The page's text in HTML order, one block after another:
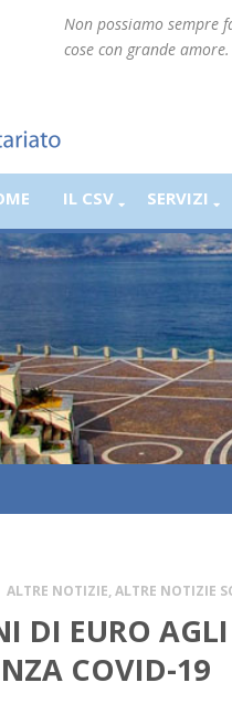
Non possiamo sempre
cose con grande amore.
IL CSV SERVIZI
ALTRE NOTIZIE,ALTRE NOTIZIE
DI EURO AGLI
COVID-19